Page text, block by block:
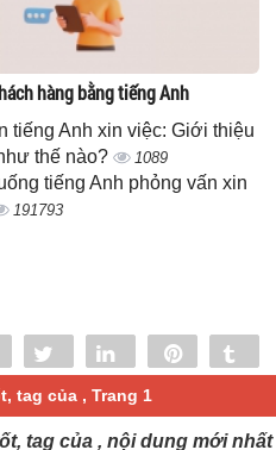
hàng bằng tiếng Anh
tiếng Anh xin việc: Giới thiệu
thế nào?
1089
tiếng Anh phỏng vấn xin
191793
Share Tweet Share
tag của , Trang 1
tag của , nội dung mới